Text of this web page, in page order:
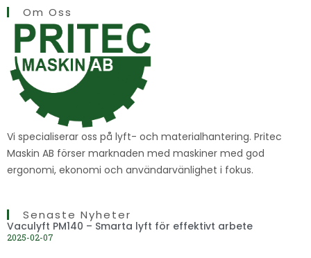
Om Oss
Vi specialiserar oss på lyft- och materialhantering. Pritec
Maskin AB förser marknaden med maskiner med god
ergonomi, ekonomi och användarvänlighet i fokus.
Senaste Nyheter
Vaculyft PM140 – Smarta lyft för effektivt arbete
2025-02-07